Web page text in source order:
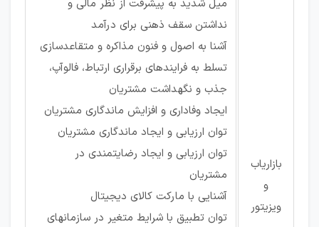
بازاریاب
و
ویزیتور
میل شدید به پیشرفت از نظر مالی و
نداشتن سقف ذهنی برای درآمد
آشنا به اصول و فنون مذاکره و متقاعدسازی
تسلط به فرایندهای برقراری ارتباط، فالوآپ،
جذب و نگهداشت مشتریان
ایجاد وفاداری و افزایش ماندگاری مشتریان
توان ارزیابی و ایجاد ماندگاری مشتریان
توان ارزیابی و ایجاد رضایتمندی در
مشتریان
آشنایی با مارکت کالای دیجیتال
توان تطبیق با شرایط متغیر در سازمان­های